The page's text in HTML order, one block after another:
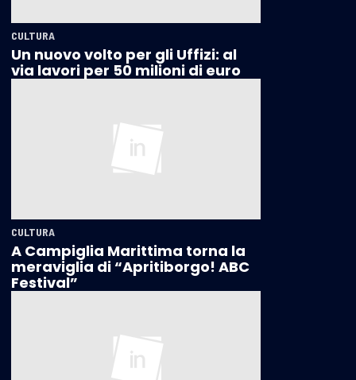
CULTURA
Un nuovo volto per gli Uffizi: al
via lavori per 50 milioni di euro
CULTURA
A Campiglia Marittima torna la
meraviglia di “Apritiborgo! ABC
Festival”